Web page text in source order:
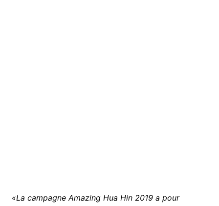
«La campagne Amazing Hua Hin 2019 a pour